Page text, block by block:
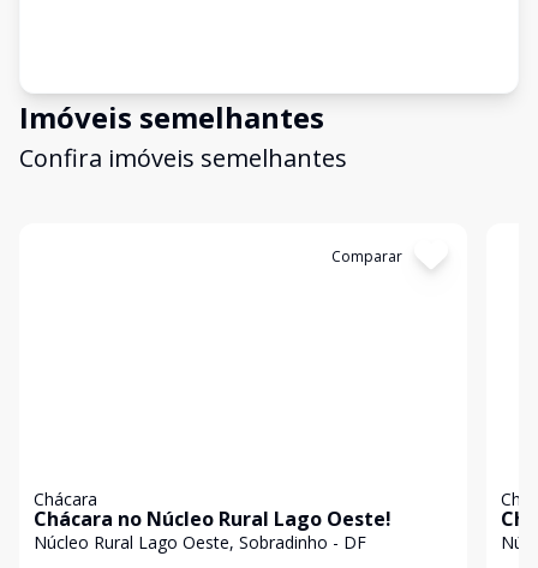
Imóveis semelhantes
Confira imóveis semelhantes
Comparar
Chácara
Chácara no Núcleo Rural Lago Oeste!
Núcleo Rural Lago Oeste, Sobradinho - DF